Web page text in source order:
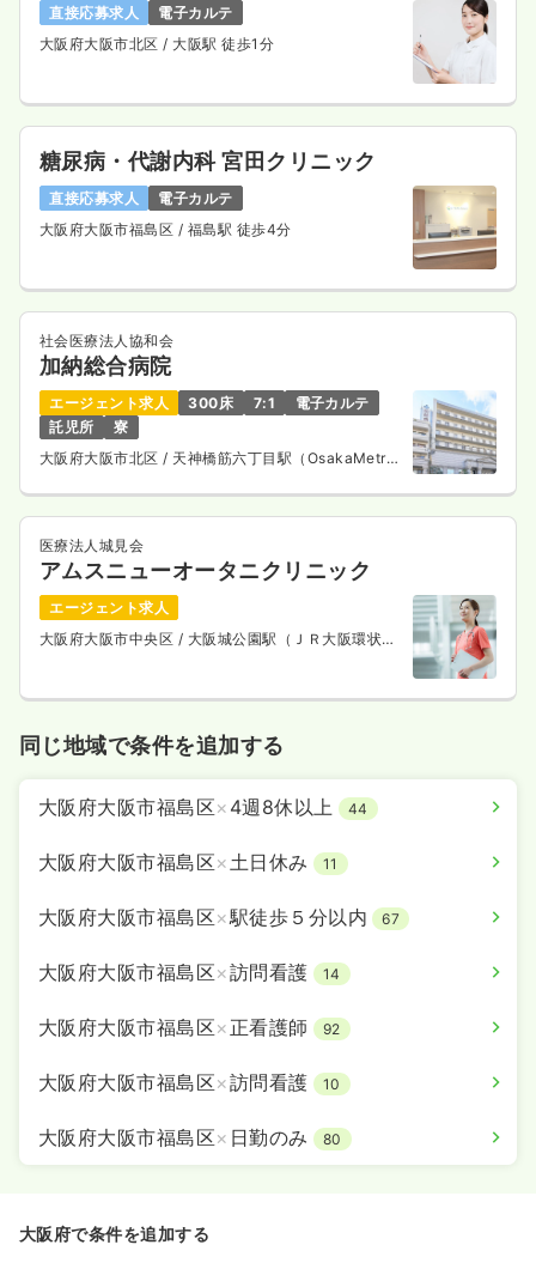
直接応募求人
電子カルテ
大阪府大阪市北区 / 大阪駅 徒歩1分
糖尿病・代謝内科 宮田クリニック
直接応募求人
電子カルテ
大阪府大阪市福島区 / 福島駅 徒歩4分
社会医療法人協和会
加納総合病院
エージェント求人 300床 7:1
電子カルテ
託児所
寮
大阪府大阪市北区/ 天神橋筋六丁目駅（OsakaMetro
医療法人城見会
アムスニューオータニクリニック
エージェント求人
大阪府大阪市中央区 / 大阪城公園駅（ＪＲ大阪環状
同じ地域で条件を追加する
大阪府大阪市福島区× 4週8休以上 44
大阪府大阪市福島区×土日休み 11
大阪府大阪市福島区×駅徒歩５分以内 67
大阪府大阪市福島区×訪問看護 14
大阪府大阪市福島区× 正看護師 92
大阪府大阪市福島区×訪問看護 10
大阪府大阪市福島区× 日勤のみ 80
大阪府で条件を追加する